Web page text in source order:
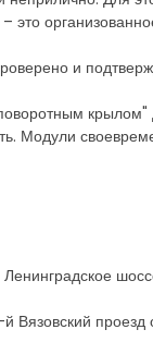
это
и
крылом"
Модули
Вязовский проезд